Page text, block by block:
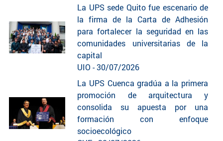
La UPS sede Quito fue escenario de
la firma de la Carta de Adhesión
para fortalecer la seguridad en las
comunidades universitarias de la
capital
UIO - 30/07/2026
La UPS Cuenca gradúa a la primera
promoción de arquitectura y
consolida su apuesta por una
formación con enfoque
socioecológico